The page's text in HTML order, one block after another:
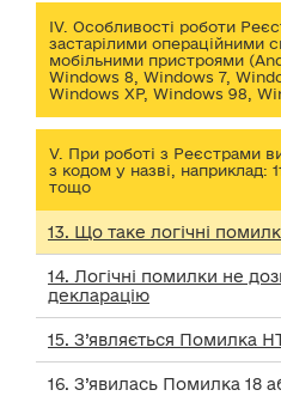
IV. Особливості роботи
застарілими операційними
мобільними пристроями
Windows 8, Windows 7,
Windows XP, Windows 98,
V. При роботі з Реєстрами
з кодом у назві, наприклад:
тощо
13. Що таке логічні
14. Логічні помилки не
декларацію
15. З’являється Помилка
16. З’явилась Помилка 18